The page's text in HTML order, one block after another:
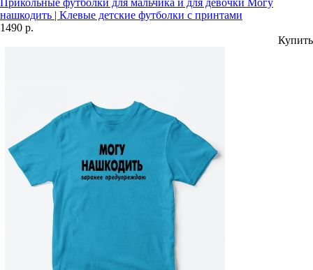
Прикольные футболки для мальчика и для девочки Могу
нашкодить | Клевые детские футболки с принтами
1490 р.
Купить